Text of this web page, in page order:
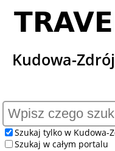
Kudowa-
Szukaj tylko w Kudowa-
Szukaj w całym portalu